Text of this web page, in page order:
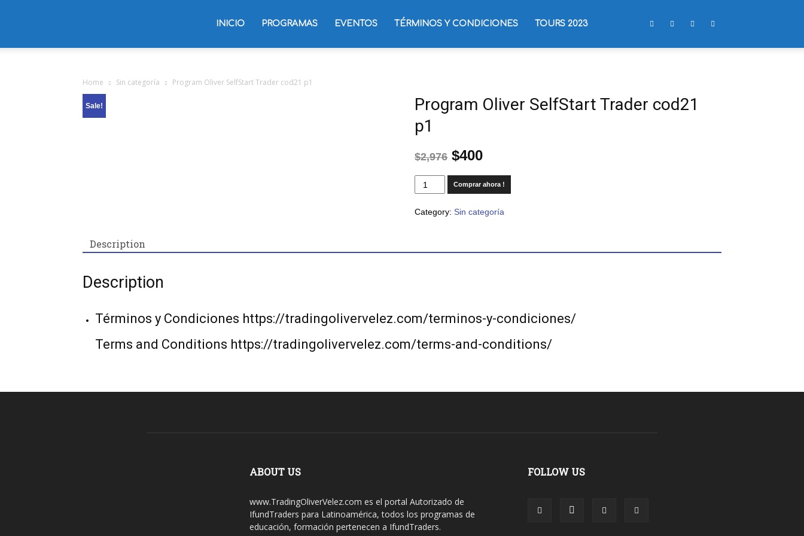
Velez
INICIO PROGRAMAS EVENTOS TÉRMINOS Y CONDICIONES TOURS 2023
Home Sin categoría Program Oliver SelfStart Trader cod21 p1
Sale!
Program Oliver SelfStart Trader cod21
p1
$2,976 $400
Comprar ahora !
Category:Sin categoría
Description
Description
Términos y Condiciones https://tradingolivervelez.com/terminos-y-condiciones/
Terms and Conditions https://tradingolivervelez.com/terms-and-conditions/
ABOUT US
www.TradingOliverVelez.com es el portal Autorizado de
IfundTraders para Latinoamérica, todos los programas de
educación, formación pertenecen a IfundTraders.
FOLLOW US